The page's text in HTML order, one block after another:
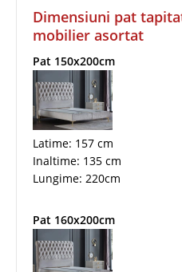
Dimensiuni pat
mobilier asortat
Pat 150x200cm
Latime: 157 cm
Inaltime: 135 cm
Lungime: 220cm
Pat 160x200cm